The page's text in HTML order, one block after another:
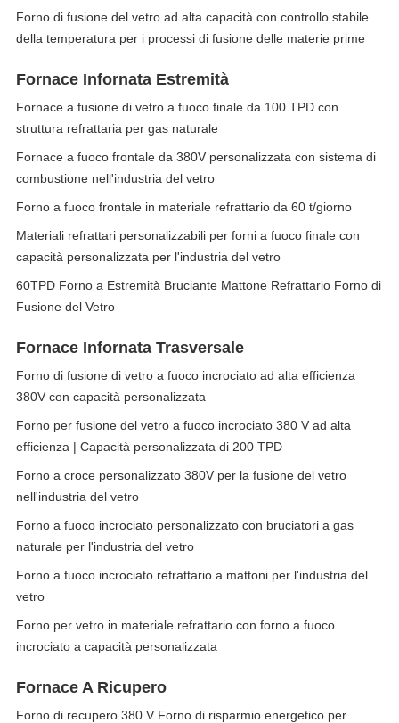
Forno di fusione del vetro ad alta capacità con controllo stabile
della temperatura per i processi di fusione delle materie prime
Fornace Infornata Estremità
Fornace a fusione di vetro a fuoco finale da 100 TPD con
struttura refrattaria per gas naturale
Fornace a fuoco frontale da 380V personalizzata con sistema di
combustione nell'industria del vetro
Forno a fuoco frontale in materiale refrattario da 60 t/giorno
Materiali refrattari personalizzabili per forni a fuoco finale con
capacità personalizzata per l'industria del vetro
60TPD Forno a Estremità Bruciante Mattone Refrattario Forno di
Fusione del Vetro
Fornace Infornata Trasversale
Forno di fusione di vetro a fuoco incrociato ad alta efficienza
380V con capacità personalizzata
Forno per fusione del vetro a fuoco incrociato 380 V ad alta
efficienza | Capacità personalizzata di 200 TPD
Forno a croce personalizzato 380V per la fusione del vetro
nell'industria del vetro
Forno a fuoco incrociato personalizzato con bruciatori a gas
naturale per l'industria del vetro
Forno a fuoco incrociato refrattario a mattoni per l'industria del
vetro
Forno per vetro in materiale refrattario con forno a fuoco
incrociato a capacità personalizzata
Fornace A Ricupero
Forno di recupero 380 V Forno di risparmio energetico per